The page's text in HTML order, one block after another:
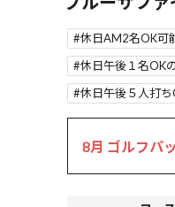
休日AM2名OK可
休日午後１名OK
休日午後５人打ち
8月 ゴルフパ